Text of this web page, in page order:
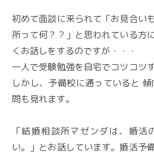
初めて面談に来られて「お見合い
所って何？？」と思われている方
くお話しをするのですが・・・
一人で受験勉強を自宅でコツコツ
しかし、予備校に通っていると
問も見れます。
「結婚相談所マゼンダは、婚活
い。」とお話しています。婚活予